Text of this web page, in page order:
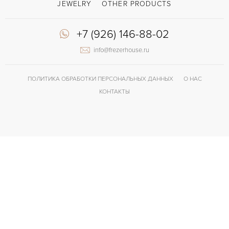
JEWELRY OTHER PRODUCTS
+7 (926) 146-88-02
info@frezerhouse.ru
ПОЛИТИКА ОБРАБОТКИ ПЕРСОНАЛЬНЫХ ДАННЫХ
О НАС
КОНТАКТЫ